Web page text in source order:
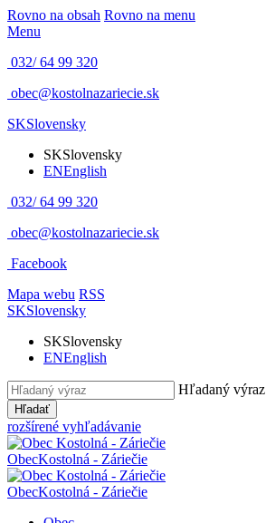
Rovno na obsah Rovno na menu
Menu
032/ 64 99 320
obec@kostolnazariecie.sk
SKSlovensky
SKSlovensky
ENEnglish
032/ 64 99 320
obec@kostolnazariecie.sk
Facebook
Mapa webu RSS
SKSlovensky
SKSlovensky
ENEnglish
Hľadaný výraz
Hľadať
rozšírené vyhľadávanie
ObecKostolná - Záriečie
ObecKostolná - Záriečie